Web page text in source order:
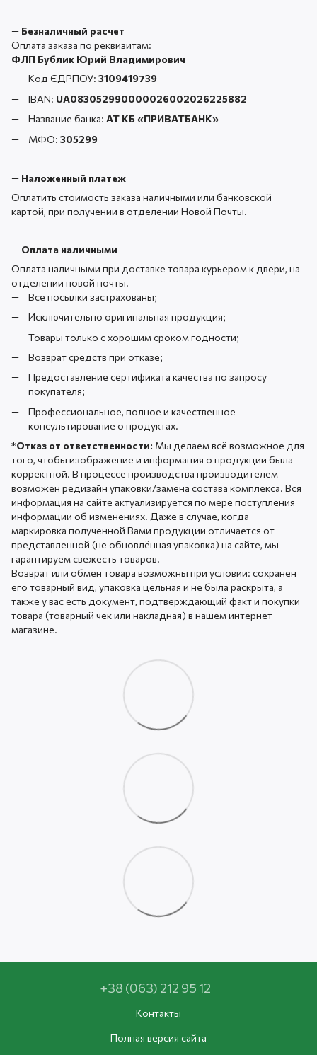
— Безналичный расчет
Оплата заказа по реквизитам:
ФЛП Бублик Юрий Владимирович
Код ЄДРПОУ: 3109419739
IBAN: UA083052990000026002026225882
Название банка: АТ КБ «ПРИВАТБАНК»
МФО: 305299
— Наложенный платеж
Оплатить стоимость заказа наличными или банковской
картой, при получении в отделении Новой Почты.
— Оплата наличными
Оплата наличными при доставке товара курьером к двери, на
отделении новой почты.
Все посылки застрахованы;
Исключительно оригинальная продукция;
Товары только с хорошим сроком годности;
Возврат средств при отказе;
Предоставление сертификата качества по запросу
покупателя;
Профессиональное, полное и качественное
консультирование о продуктах.
*Отказ от ответственности: Мы делаем всё возможное для
того, чтобы изображение и информация о продукции была
корректной. В процессе производства производителем
возможен редизайн упаковки/замена состава комплекса. Вся
информация на сайте актуализируется по мере поступления
информации об изменениях. Даже в случае, когда
маркировка полученной Вами продукции отличается от
представленной (не обновлённая упаковка) на сайте, мы
гарантируем свежесть товаров.
Возврат или обмен товара возможны при условии: сохранен
его товарный вид, упаковка цельная и не была раскрыта, а
также у вас есть документ, подтверждающий факт и покупки
товара (товарный чек или накладная) в нашем интернет-
магазине.
+38 (063) 212 95 12
Контакты
Полная версия сайта